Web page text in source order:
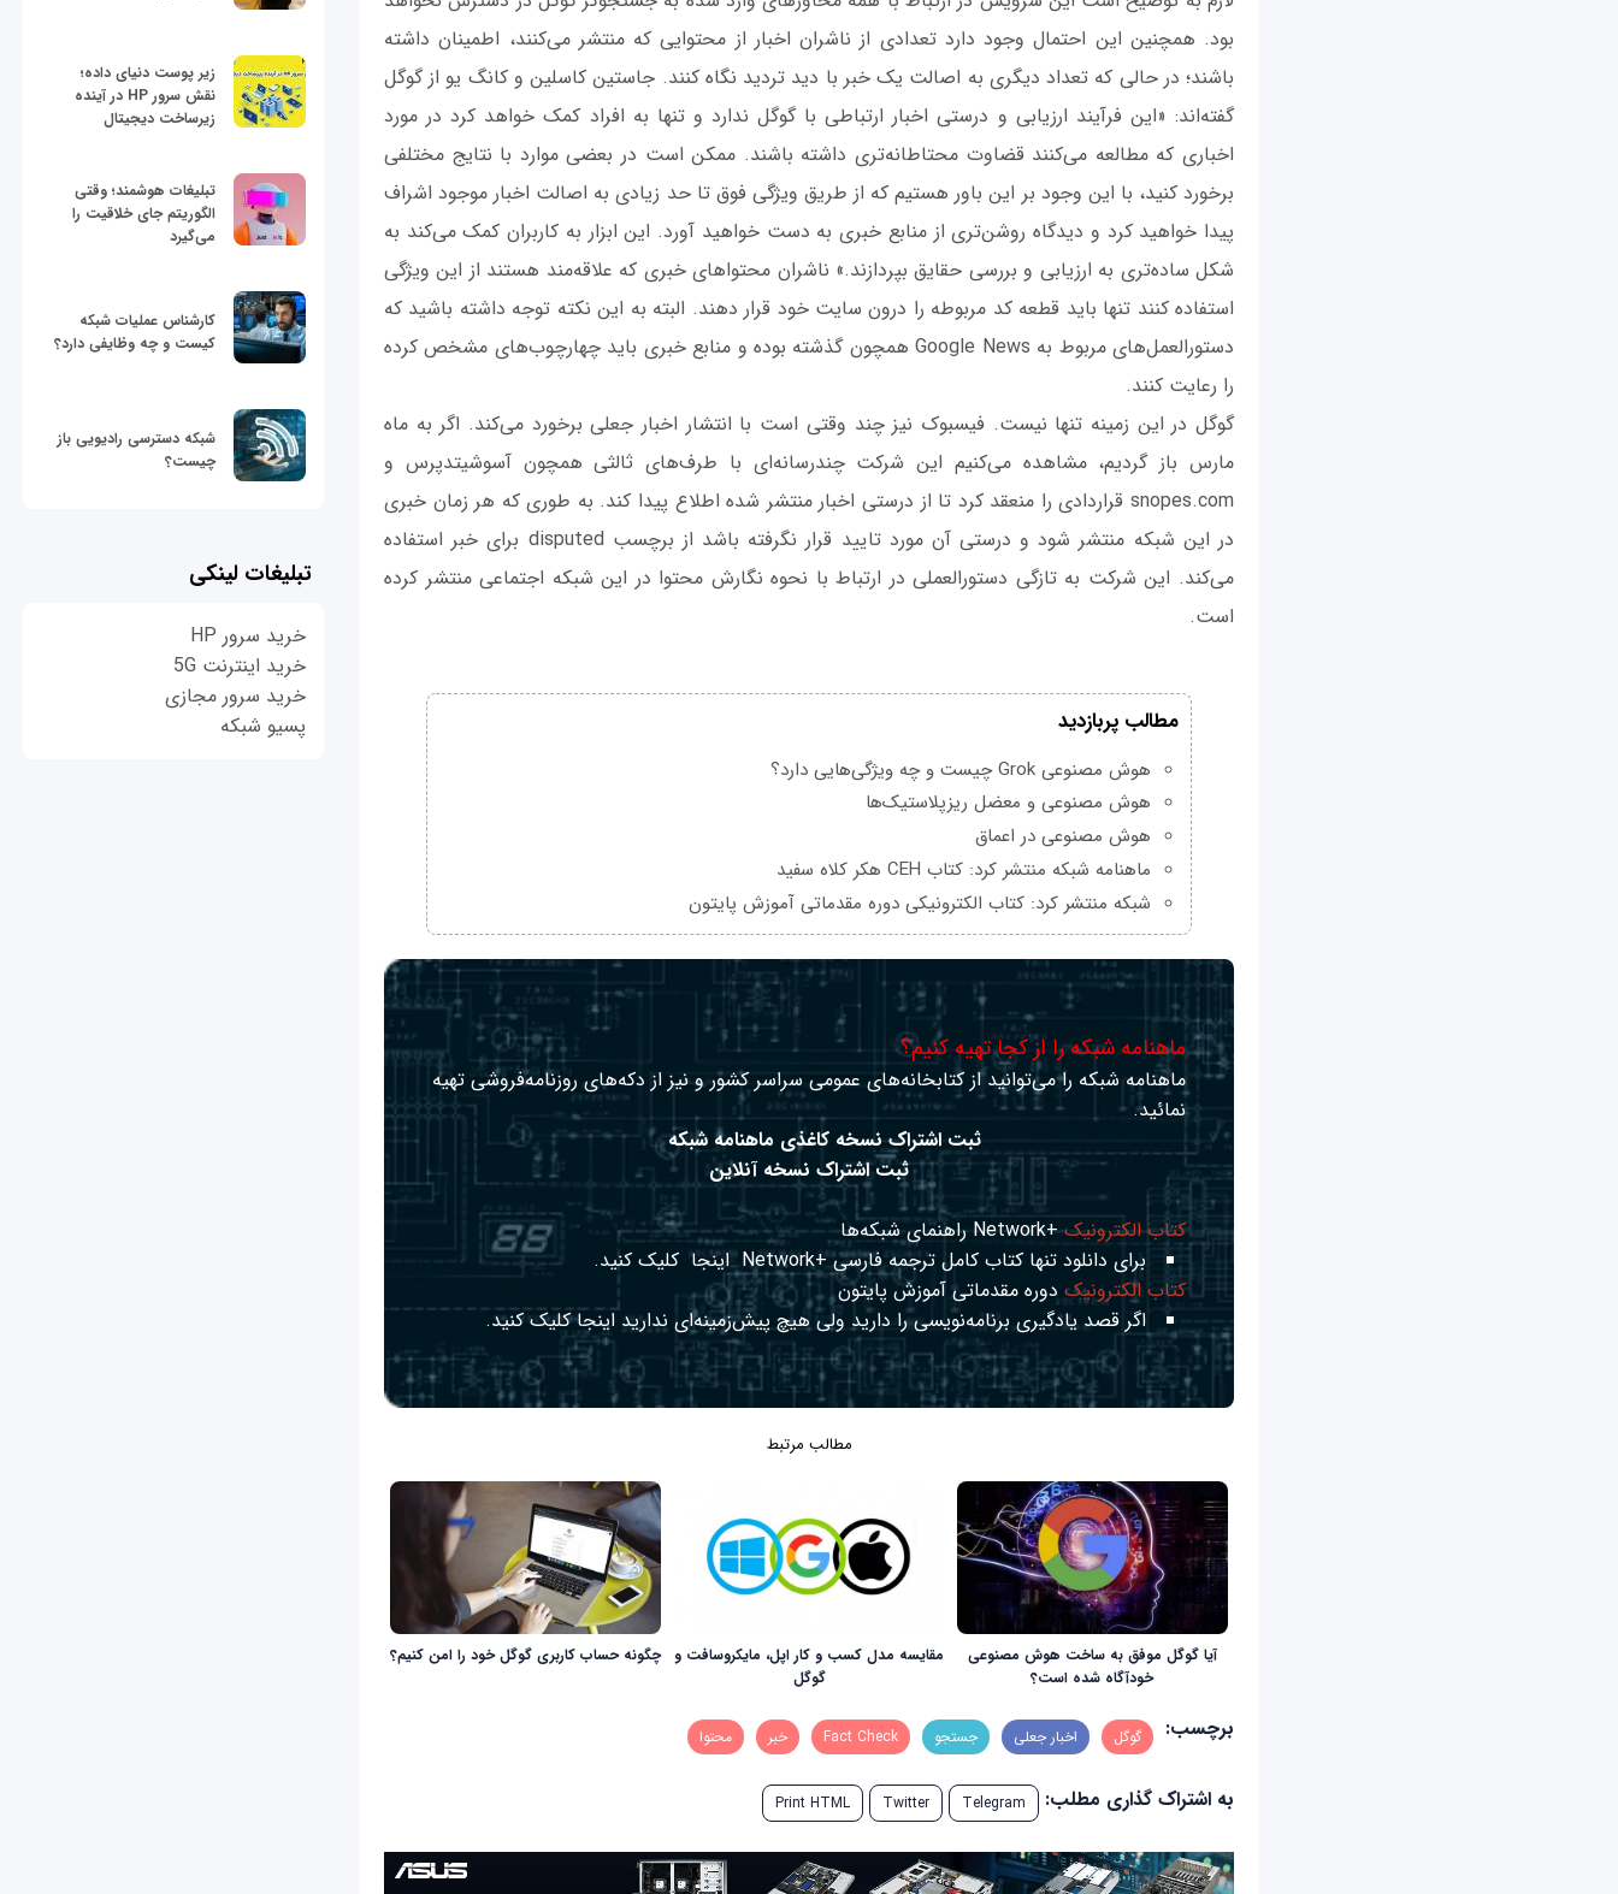
بود. همچنین این احتمال وجود دارد تعدادی از ناشران اخبار از محتوایی که منتشر می‌کنند، اطمینان داشته
باشند؛ در حالی که تعداد دیگری به اصالت یک خبر با دید تردید نگاه کنند. جاستین کاسلین و کانگ یو از گوگل
گفته‌اند: «این فرآیند ارزیابی و درستی اخبار ارتباطی با گوگل ندارد و تنها به افراد کمک خواهد کرد در مورد
اخباری که مطالعه می‌کنند قضاوت محتاطانه‌تری داشته باشند. ممکن است در بعضی موارد با نتایج مختلفی
برخورد کنید، با این وجود بر این باور هستیم که از طریق ویژگی فوق تا حد زیادی به اصالت اخبار موجود اشراف
پیدا خواهید کرد و دیدگاه روشن‌تری از منابع خبری به دست خواهید آورد. این ابزار به کاربران کمک می‌کند به
شکل ساده‌تری به ارزیابی و بررسی حقایق بپردازند.» ناشران محتواهای خبری که علاقه‌مند هستند از این ویژگی
استفاده کنند تنها باید قطعه کد مربوطه را درون سایت خود قرار دهند. البته به این نکته توجه داشته باشید که
دستورالعمل‌های مربوط به Google News همچون گذشته بوده و منابع خبری باید چهارچوب‌های مشخص کرده
را رعایت کنند.
گوگل در این زمینه تنها نیست. فیسبوک نیز چند وقتی است با انتشار اخبار جعلی برخورد می‌کند. اگر به ماه
مارس باز گردیم، مشاهده می‌کنیم این شرکت چندرسانه‌ای با طرف‌های ثالثی همچون آسوشیتدپرس و
snopes.com قراردادی را منعقد کرد تا از درستی اخبار منتشر شده اطلاع پیدا کند. به طوری که هر زمان خبری
در این شبکه منتشر شود و درستی آن مورد تایید قرار نگرفته باشد از برچسب disputed برای خبر استفاده
می‌کند. این شرکت به تازگی دستورالعملی در ارتباط با نحوه نگارش محتوا در این شبکه اجتماعی منتشر کرده
است.
مطالب پربازدید
هوش مصنوعی Grok چیست و چه ویژگی‌هایی دارد؟
هوش مصنوعی و معضل ریزپلاستیک‌ها
هوش مصنوعی در اعماق
ماهنامه شبکه منتشر کرد: کتاب CEH هکر کلاه سفید
شبکه منتشر کرد: کتاب الکترونیکی دوره مقدماتی آموزش پایتون
ماهنامه شبکه را از کجا تهیه کنیم؟
ماهنامه شبکه را می‌توانید از کتابخانه‌های عمومی سراسر کشور و نیز از دکه‌های روزنامه‌فروشی تهیه
نمائید.
ثبت اشتراک نسخه کاغذی ماهنامه شبکه
ثبت اشتراک نسخه آنلاین
کتاب الکترونیک+Network راهنمای شبکه‌ها
برای دانلود تنها کتاب کامل ترجمه فارسی +Network
اینجا کلیک کنید.
کتاب الکترونیک دوره مقدماتی آموزش پایتون
اگر قصد یادگیری برنامه‌نویسی را دارید ولی هیچ پیش‌زمینه‌ای ندارید اینجا کلیک کنید.
مطالب مرتبط
آیا گوگل موفق به ساخت هوش مصنوعی
خودآگاه شده است؟
مقایسه مدل کسب و کار اپل، مایکروسافت و
گوگل
چگونه حساب کاربری گوگل خود را امن کنیم؟
برچسب: گوگل اخبار جعلی جستجو Fact Check خبر محتوا
به اشتراک گذاری مطلب: Telegram
Twitter
Print HTML
زیر پوست دنیای داده؛
نقش سرور HP در آینده
زیرساخت دیجیتال
تبلیغات هوشمند؛ وقتی
الگوریتم جای خلاقیت را
می‌گیرد
کارشناس عملیات شبکه
کیست و چه وظایفی دارد؟
شبکه دسترسی رادیویی باز
چیست؟
تبلیغات لینکی
خرید سرور HP
خرید اینترنت 5G
خرید سرور مجازی
پسیو شبکه